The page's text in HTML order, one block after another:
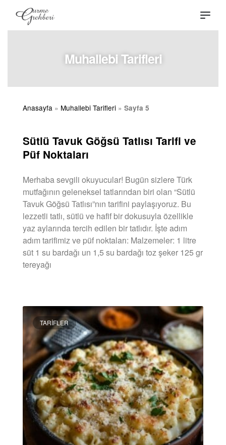
Muhallebi Tarifleri
Anasayfa » Muhallebi Tarifleri » Sayfa 5
Sütlü Tavuk Göğsü Tatlısı Tarifi ve
Püf Noktaları
Merhaba sevgili okuyucular! Bugün sizlere Türk
mutfağının geleneksel tatlarından biri olan “Sütlü
Tavuk Göğsü Tatlısı”nın tarifini paylaşıyoruz. Bu
lezzetli tatlı, sütlü ve hafif bir dokusuyla özellikle
yaz aylarında tercih edilen bir tatlıdır. İşte adım
adım tarifimiz ve püf noktaları: Malzemeler: 1 litre
süt 1 su bardağı un 1,5 su bardağı toz şeker 125 gr
tereyağı
TARIFLER